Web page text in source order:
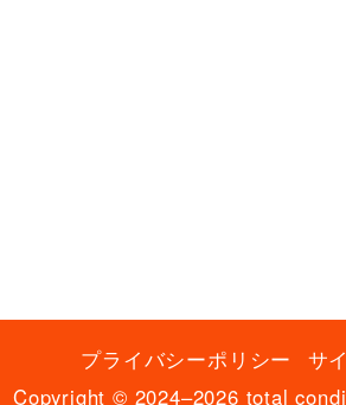
プライバシーポリシー
サ
Copyright © 2024–2026 total